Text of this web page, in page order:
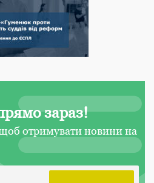
зараз!
отримувати новини на